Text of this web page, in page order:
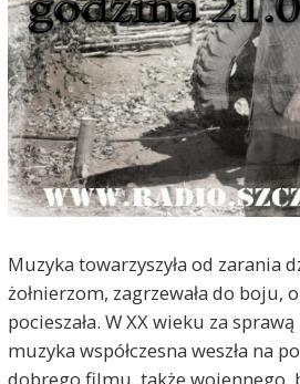
Muzyka towarzyszyła od zarania
żołnierzom, zagrzewała do boju,
pocieszała. W XX wieku za
muzyka współczesna weszła na